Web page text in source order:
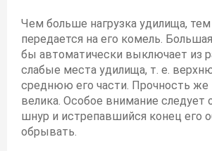
Чем больше нагрузка удилища,
передается на его комель.
бы автоматически выключает из
слабые места удилища, т. е.
среднюю его части. Прочность же
велика. Особое внимание следует
шнур и истрепавшийся конец его
обрывать.